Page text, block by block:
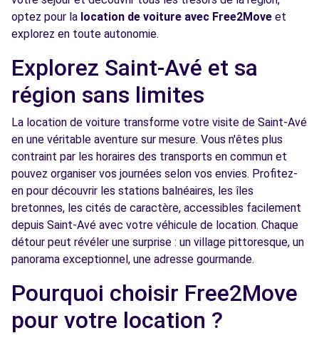
VANNES CEDEX (AR)
RUE LEPINE - PARC LANN
VANNES CEDEX, 56003
Voir l'agence
Free2move Rent - MIDI AUTO 56 - VANNES
SENE (DS)
4.6
ROUTE DE NANTES
VANNES SENE, FR-56, 56860
Voir l'agence
Free2move Rent - MIDI AUTO 56 - VANNES
SENE (C)
4.6
optez pour la location de voiture avec Free2Move et
explorez en toute autonomie.
Explorez Saint-Avé et sa
région sans limites
La location de voiture transforme votre visite de Saint-Avé
en une véritable aventure sur mesure. Vous n'êtes plus
contraint par les horaires des transports en commun et
pouvez organiser vos journées selon vos envies. Profitez-
en pour découvrir les stations balnéaires, les îles
bretonnes, les cités de caractère, accessibles facilement
depuis Saint-Avé avec votre véhicule de location. Chaque
détour peut révéler une surprise : un village pittoresque, un
panorama exceptionnel, une adresse gourmande.
Pourquoi choisir Free2Move
pour votre location ?